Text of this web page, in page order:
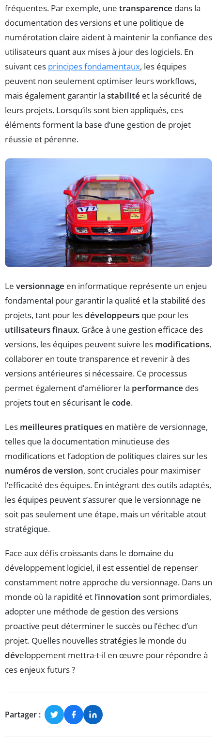
fréquentes. Par exemple, une transparence dans la
documentation des versions et une politique de
numérotation claire aident à maintenir la confiance des
utilisateurs quant aux mises à jour des logiciels. En
suivant ces principes fondamentaux, les équipes
peuvent non seulement optimiser leurs workflows,
mais également garantir la stabilité et la sécurité de
leurs projets. Lorsqu’ils sont bien appliqués, ces
éléments forment la base d’une gestion de projet
réussie et pérenne.
Le versionnage en informatique représente un enjeu
fondamental pour garantir la qualité et la stabilité des
projets, tant pour lesdéveloppeurs que pour les
utilisateurs finaux. Grâce à une gestion efficace des
versions, les équipes peuvent suivre les modifications,
collaborer en toute transparence et revenir à des
versions antérieures si nécessaire. Ce processus
permet également d’améliorer la performance des
projets tout en sécurisant le code.
Les meilleures pratiques en matière de versionnage,
telles que la documentation minutieuse des
modifications et l’adoption de politiques claires sur les
numéros de version, sont cruciales pour maximiser
l’efficacité des équipes. En intégrant des outils adaptés,
les équipes peuvent s’assurer que le versionnage ne
soit pas seulement une étape, mais un véritable atout
stratégique.
Face aux défis croissants dans le domaine du
développement logiciel, il est essentiel de repenser
constamment notre approche du versionnage. Dans un
monde où la rapidité et l’innovation sont primordiales,
adopter une méthode de gestion des versions
proactive peut déterminer le succès ou l’échec d’un
projet. Quelles nouvelles stratégies le monde du
développement mettra-t-il en œuvre pour répondre à
ces enjeux futurs ?
Partager :